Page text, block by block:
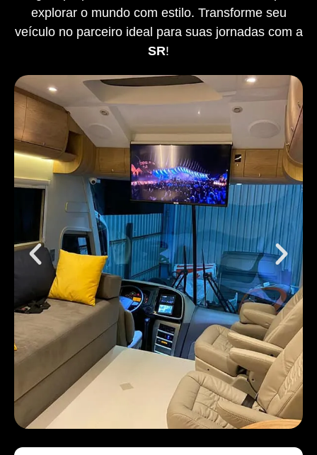
explorar o mundo com estilo. Transforme seu
veículo no parceiro ideal para suas jornadas com a
SR!